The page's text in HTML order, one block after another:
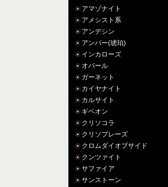
アマゾナイト
アメシスト系
アンデシン
アンバー(琥珀)
インカローズ
オパール
ガーネット
カイヤナイト
カルサイト
ギベオン
クリソコラ
クリソプレーズ
クロムダイオプサイド
クンツァイト
サファイア
サンストーン